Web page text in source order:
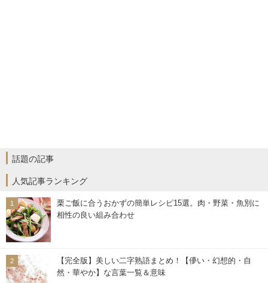
話題の記事
人気記事ランキング
栗ご飯に合うおかずの簡単レシピ15選。肉・野菜・魚別に
相性の良い組み合わせ
【完全版】美しい二字熟語まとめ！【儚い・幻想的・自
然・華やか】な言葉一覧＆意味